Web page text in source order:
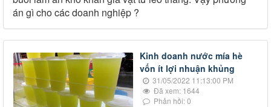
án gì cho các doanh nghiệp ?
Kinh doanh nước mía hè
vốn ít lợi nhuận khủng
31/05/2022 11:13:00 PM
Đã xem: 1644
Phản hồi: 0